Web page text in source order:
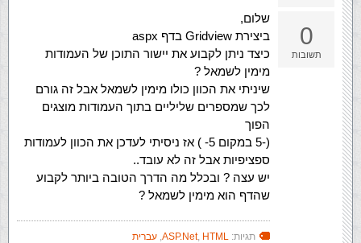
0
תשובות
שלום,
ביצירת Gridview בדף aspx
כיצד ניתן לקבוע את יישור התוכן של העמודות
מימין לשמאל ?
שיניתי את הכוון כולו מימין לשמאל אבל זה גורם
לכך שמספרים שליליים בתוך העמודות מוצגים
הפוך
(-5 במקום 5- ) אז ניסיתי לעדכן את הכוון לעמודות
ספציפיות אבל זה לא עובד..
יש עצה ? ובכלל מה הדרך הטובה ביותר לקבוע
שהדף הוא מימין לשמאל ?
תגיות: ASP.Net, HTML
, עברית